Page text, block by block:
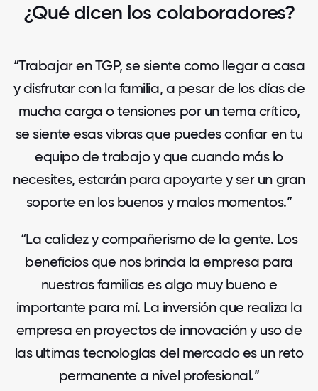
¿Qué dicen los colaboradores?
“Trabajar en TGP, se siente como llegar a casa
y disfrutar con la familia, a pesar de los días de
mucha carga o tensiones por un tema crítico,
se siente esas vibras que puedes confiar en tu
equipo de trabajo y que cuando más lo
necesites, estarán para apoyarte y ser un gran
soporte en los buenos y malos momentos.”
“La calidez y compañerismo de la gente. Los
beneficios que nos brinda la empresa para
nuestras familias es algo muy bueno e
importante para mí. La inversión que realiza la
empresa en proyectos de innovación y uso de
las ultimas tecnologías del mercado es un reto
permanente a nivel profesional.”